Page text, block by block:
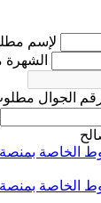
لإسم
الجوال
الخاصة
الخاصة